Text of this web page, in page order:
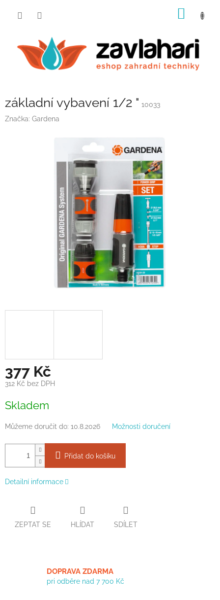
základní vybavení 1/2 " 10033
Značka: Gardena
377 Kč
312 Kč bez DPH
cena:
Skladem
Můžeme doručit do: 10.8.2026 Možnosti doručení
Přidat do košíku
Detailní informace
ZEPTAT SE HLÍDAT SDÍLET
DOPRAVA ZDARMA
pri odběre nad 7 700 Kč